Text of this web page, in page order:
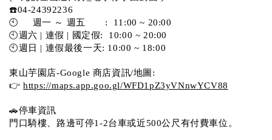
☎️04-24392236
🕙     週一 ～ 週五       :  11:00 ~ 20:00
🕙週六 | 連假 | 國定假:  10:00 ~ 20:00
🕙週日 | 連假最後一天: 10:00 ~ 18:00
東山芋園店-Google 商店資訊/地圖:
👉 https://maps.app.goo.gl/WFD1pZ3yVNnwYCV88
🚗停車資訊
門口騎樓、路邊可停1-2台車或近500公尺有付費車位。